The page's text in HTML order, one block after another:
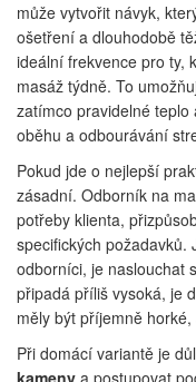
může vytvořit návyk,
ošetření a dlouhodobě
ideální frekvence pro ty,
masáž týdně. To
zatímco pravidelné
oběhu a odbourávání
Pokud jde o nejlepší
zásadní. Odborník na
potřeby klienta,
specifických
odborníci, je naslouchat
připadá příliš vysoká, je
měly být příjemně
Při domácí variantě je